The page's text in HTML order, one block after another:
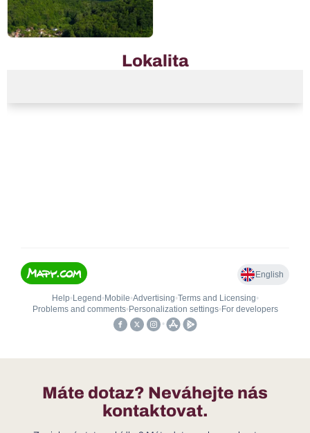
Lokalita
Máte dotaz? Neváhejte nás
kontaktovat.